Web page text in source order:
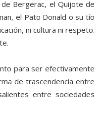
de Bergerac, el Quijote de
el Pato Donald o su tío
ni cultura ni respeto.
para ser efectivamente
de trascendencia entre
entre sociedades